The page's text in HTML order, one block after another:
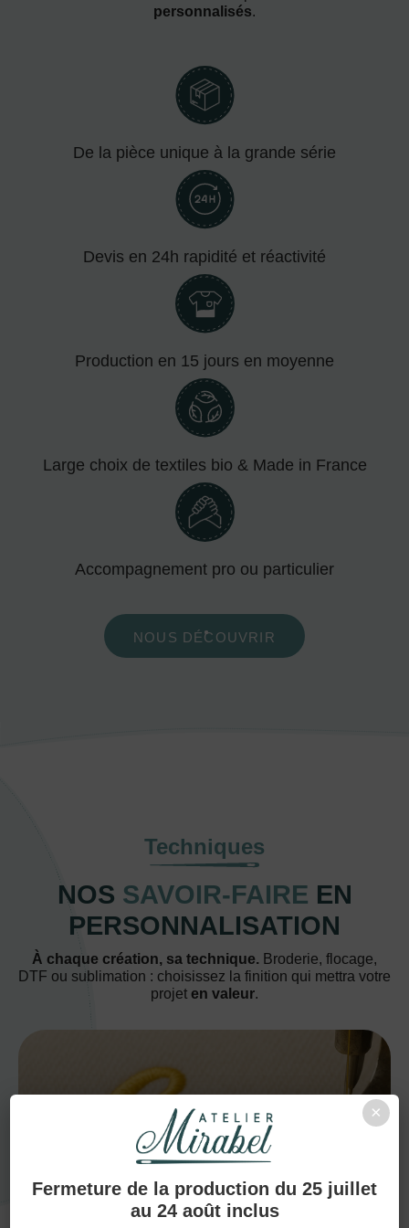
×
Fermeture de la production du 25 juillet
au 24 août inclus
personnalisés.
De la pièce unique à la grande série
Devis en 24h rapidité et réactivité
Production en 15 jours en moyenne
Large choix de textiles bio & Made in France
Accompagnement pro ou particulier
NOUS DÉCOUVRIR
Techniques
NOS SAVOIR-FAIRE EN
PERSONNALISATION
À chaque création, sa technique. Broderie, flocage,
DTF ou sublimation : choisissez la finition qui mettra votre
projet en valeur.
BRODERIE